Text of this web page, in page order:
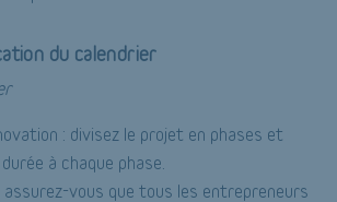
du calendrier
: divisez le projet en phases et
à chaque phase.
assurez-vous que tous les entrepreneurs